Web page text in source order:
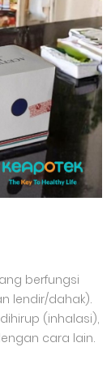
berfungsi
lendir/dahak).
(inhalasi),
cara lain.